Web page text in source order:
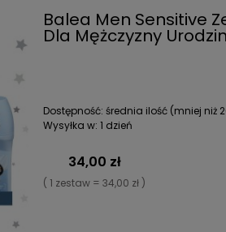
Balea Men Sensitive
Dla Mężczyzny
Dostępność: średnia ilość (mniej niż
Wysyłka w: 1 dzień
34,00 zł
( 1 zestaw = 34,00 zł )